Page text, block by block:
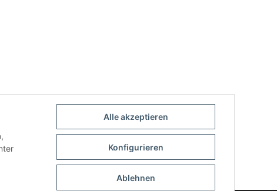
Alle akzeptieren
Konfigurieren
Ablehnen